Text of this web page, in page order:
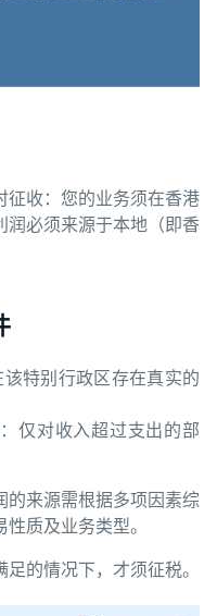
征收：您的业务须在香港
润必须来源于本地（即香
特别行政区存在真实的
仅对收入超过支出的部
的来源需根据多项因素综
质及业务类型。
的情况下，才须征税。